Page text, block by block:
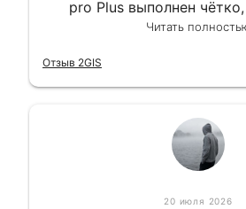
pro Plus выполнен
квалифицированно.
Читать
Отзыв 2GIS
20 июля 2026